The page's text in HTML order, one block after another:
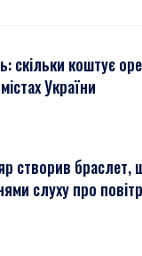
скільки коштує
України
створив
слуху про